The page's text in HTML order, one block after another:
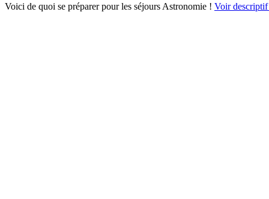
Voici de quoi se préparer pour les séjours Astronomie ! Voir